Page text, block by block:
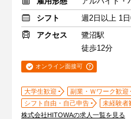
シフト
週2日以上 1
アクセス
鷺沼駅
徒歩12分
オンライン面接可
大学生歓迎 副業・Ｗワーク歓迎
シフト自由・自己申告
未経験者
株式会社HITOWAの求人一覧を見る